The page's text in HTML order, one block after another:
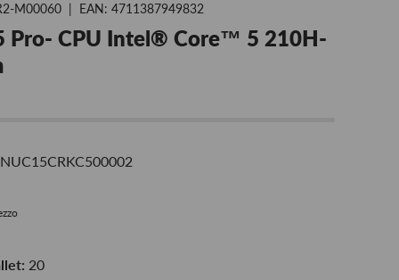
M00060 | EAN: 4711387949832
Pro- CPU Intel® Core™ 5 210H-
20